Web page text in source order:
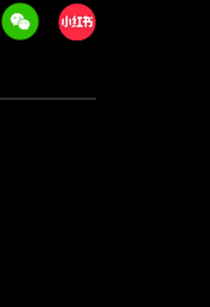
WeechatXiaohongshu/